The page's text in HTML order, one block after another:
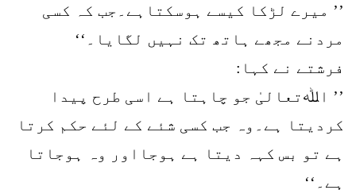
’’ میرے لڑکا کیسے ہوسکتاہے۔جب کہ کسی
مردنے مجھے ہاتھ تک نہیں لگایا۔‘‘
فرشتے نے کہا:
’’ اﷲتعالیٰ جو چاہتا ہے اسی طرح پیدا
کردیتا ہے۔وہ جب کسی شئے کے لئے حکم کرتا
ہے تو بس کہہ دیتا ہے ہوجااور وہ ہوجاتا
ہے۔‘‘